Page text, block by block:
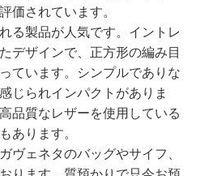
価されています。
る製品が人気です。イントレ
デザインで、正方形の編み目
ています。シンプルでありな
じられインパクトがありま
品質なレザーを使用している
あります。
ヴェネタのバッグやサイフ、